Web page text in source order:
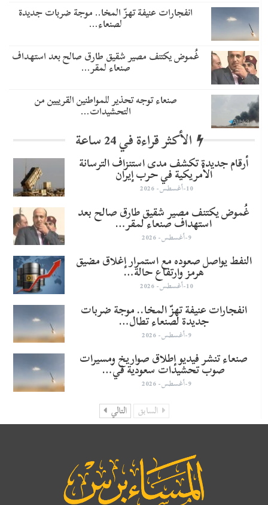
انفجارات عنيفة تهزّ المخا.. موجة ضربات جديدة
لصنعاء…
غُموض يكتنف مصير شقيق طارق صالح بعد استهداف
صنعاء لمقر…
صنعاء توجه تحذير للمواطنين القريبين من
التحشيدات…
الأكثر قراءة في 24 ساعة
أرقام جديدة تكشف مدى استنزاف الترسانة
الأمريكية في حرب إيران
10-أغسطس- 2026
غُموض يكتنف مصير شقيق طارق صالح بعد
استهداف صنعاء لمقر…
9-أغسطس- 2026
النفط يواصل صعوده مع استمرار إغلاق مضيق
هرمز وارتفاع حالة…
10-أغسطس- 2026
انفجارات عنيفة تهزّ المخا.. موجة ضربات
جديدة لصنعاء تطال…
9-أغسطس- 2026
صنعاء تنشر فيديو إطلاق صواريخ ومسيرات
صوب تحشيدات سعودية في…
9-أغسطس- 2026
السابق التالي